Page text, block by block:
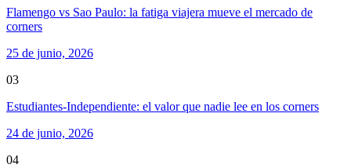
Flamengo vs Sao Paulo: la fatiga viajera mueve el mercado de
corners
25 de junio, 2026
03
Estudiantes-Independiente: el valor que nadie lee en los corners
24 de junio, 2026
04